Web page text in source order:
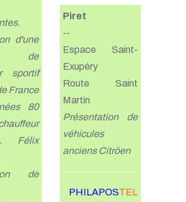
d'une
de
sportif
France
80
Félix
de
Piret
--
Espace Saint-
Exupéry
Route Saint
Martin
Présentation de
véhicules
anciens Citröen
PHILAPOSTEL